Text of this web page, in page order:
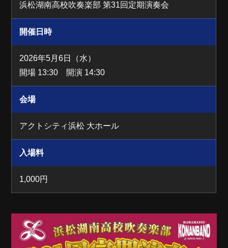
浜松湖南高校吹奏楽部 第31回定期演奏会
開催日時
2026年5月6日（水）
開場 13:30 開演 14:30
会場
アクトシティ浜松 大ホール
入場料
1,000円